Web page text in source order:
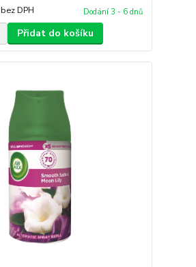
bez DPH Dodání 3 - 6 dnů
Přidat do košíku